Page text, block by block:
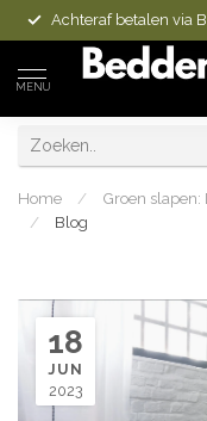
Achteraf betalen via
MENU
Home /
Groen
/
Blog
18
JUN
2023